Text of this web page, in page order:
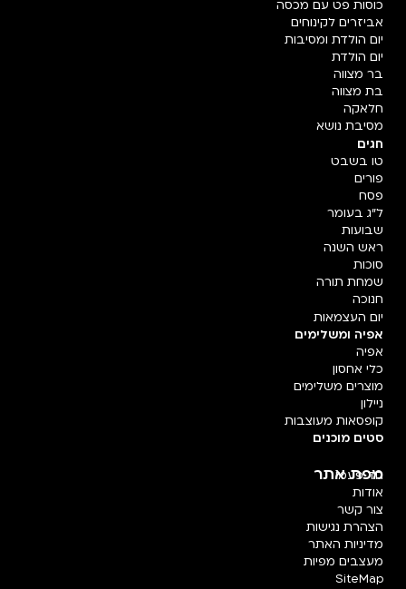
כוסות פט עם מכסה
אביזרים לקינוחים
יום הולדת ומסיבות
יום הולדת
בר מצווה
בת מצווה
חלאקה
מסיבת נושא
חגים
טו בשבט
פורים
פסח
ל"ג בעומר
שבועות
ראש השנה
סוכות
שמחת תורה
חנוכה
יום העצמאות
אפיה ומשלימים
אפיה
כלי אחסון
מוצרים משלימים
ניילון
קופסאות מעוצבות
סטים מוכנים
מפת אתר
חד פעמי
אודות
צור קשר
הצהרת נגישות
מדיניות האתר
מעצבים מפיות
SiteMap